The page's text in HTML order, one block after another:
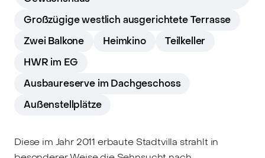
Großzügige westlich ausgerichtete Terrasse
Zwei Balkone
Heimkino
Teilkeller
HWR im EG
Ausbaureserve im Dachgeschoss
Außenstellplätze
Diese im Jahr 2011 erbaute Stadtvilla strahlt in